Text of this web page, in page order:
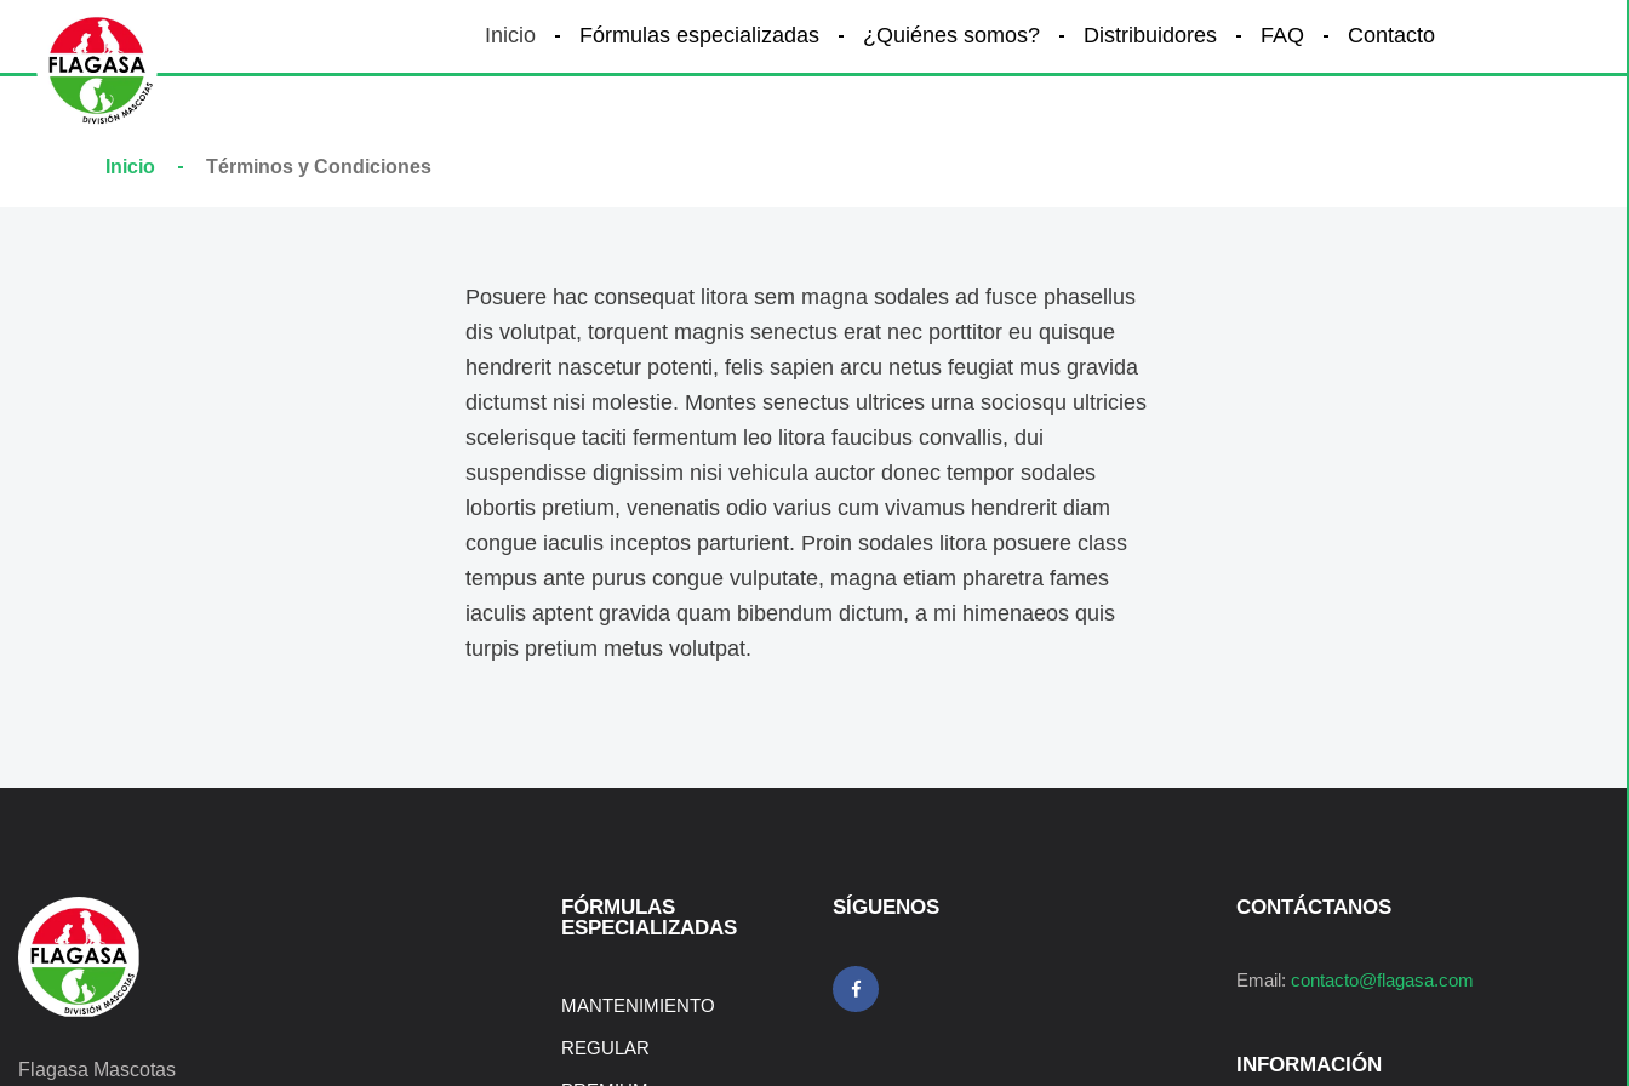
Inicio Fórmulas especializadas ¿Quiénes somos? Distribuidores FAQ Contacto
Inicio Términos y Condiciones
Posuere hac consequat litora sem magna sodales ad fusce phasellus
dis volutpat, torquent magnis senectus erat nec porttitor eu quisque
hendrerit nascetur potenti, felis sapien arcu netus feugiat mus gravida
dictumst nisi molestie. Montes senectus ultrices urna sociosqu ultricies
scelerisque taciti fermentum leo litora faucibus convallis, dui
suspendisse dignissim nisi vehicula auctor donec tempor sodales
lobortis pretium, venenatis odio varius cum vivamus hendrerit diam
congue iaculis inceptos parturient. Proin sodales litora posuere class
tempus ante purus congue vulputate, magna etiam pharetra fames
iaculis aptent gravida quam bibendum dictum, a mi himenaeos quis
turpis pretium metus volutpat.
Flagasa Mascotas
FÓRMULAS
ESPECIALIZADAS
MANTENIMIENTO
REGULAR
SÍGUENOS CONTÁCTANOS
Email: contacto@flagasa.com
INFORMACIÓN